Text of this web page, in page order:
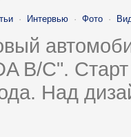
· Интервью · Фото ·
B/C".
Над